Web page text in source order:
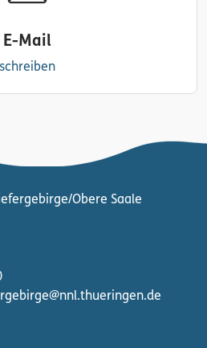
E-Mail
schreiben
Obere Saale
@nnl.thueringen.de